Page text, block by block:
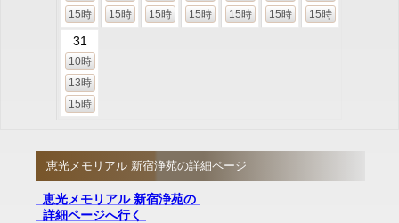
15時
15時
15時
15時
15時
15時
15時
31
10時
13時
15時
恵光メモリアル 新宿浄苑の詳細ページ
恵光メモリアル 新宿浄苑の
詳細ページへ行く